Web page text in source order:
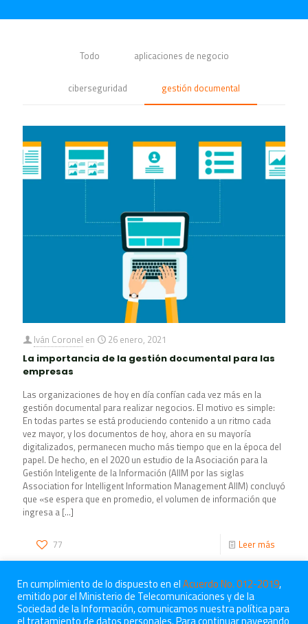
Todo aplicaciones de negocio
ciberseguridad gestión documental
Iván Coronel en 26 enero, 2021
La importancia de la gestión documental para las
empresas
Las organizaciones de hoy en día confían cada vez más en la
gestión documental para realizar negocios. El motivo es simple:
En todas partes se está produciendo contenido a un ritmo cada
vez mayor, y los documentos de hoy, ahora en su mayoría
digitalizados, permanecen mucho más tiempo que en la época del
papel. De hecho, en el 2020 un estudio de la Asociación para la
Gestión Inteligente de la Información (AIIM por las siglas
Association for Intelligent Information Management AIIM) concluyó
que «se espera que en promedio, el volumen de información que
ingresa a […]
77 Leer más
En cumplimiento de lo dispuesto en elAcuerdo No. 012-2019,
emitido por el Ministerio de Telecomunicaciones y de la
Sociedad de la Información, comunicamos nuestra política para